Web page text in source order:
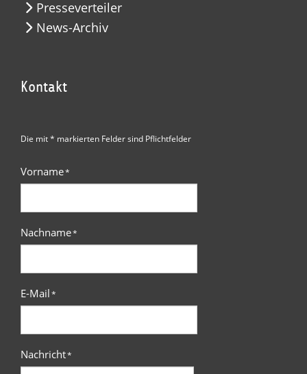
Presseverteiler
News-Archiv
Kontakt
Die mit * markierten Felder sind Pflichtfelder
Vorname*
Nachname*
E-Mail*
Nachricht*